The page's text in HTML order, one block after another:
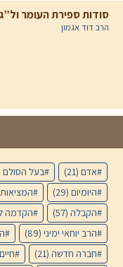
סודות ספירת העומר
הרב דוד אגמון
אדם (21) בעל הסולם
היומיום (29) המציאות
הקבלה (57) הקדמה
הרב יוחאי ימיני (89)
חברה חדשה (21) חיים